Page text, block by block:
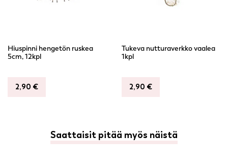
Hiuspinni hengetön ruskea
5cm, 12kpl
2,90 €
Tukeva nutturaverkko vaalea
1kpl
2,90 €
Saattaisit pitää myös näistä